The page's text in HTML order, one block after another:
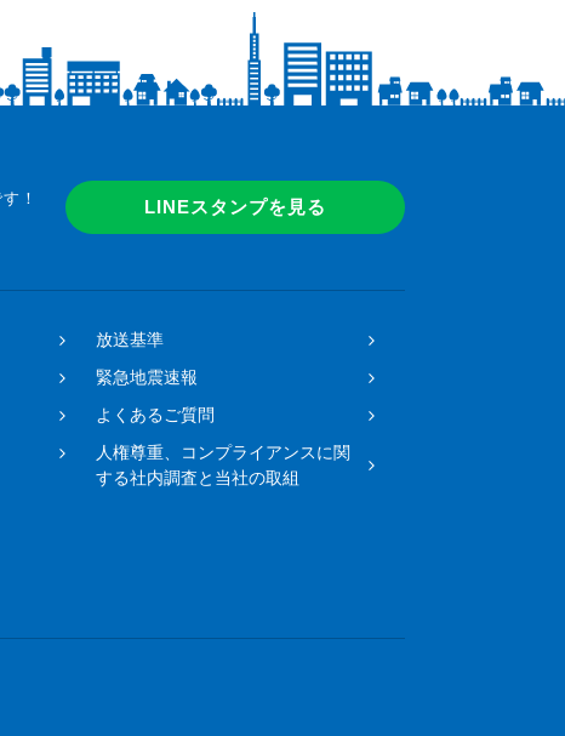
！
LINEスタンプを見る
放送基準
緊急地震速報
よくあるご質問
人権尊重、コンプライアンスに関
する社内調査と当社の取組